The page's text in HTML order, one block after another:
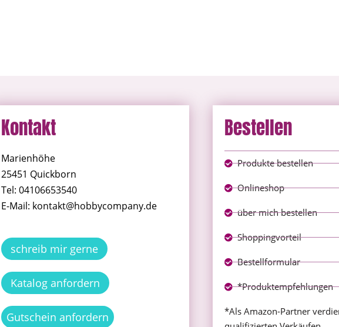
Kontakt
Marienhöhe
25451 Quickborn
Tel: 04106653540
E-Mail: kontakt@hobbycompany.de
schreib mir gerne
Katalog anfordern
Gutschein anfordern
Bestellen
Produkte bestellen
Onlineshop
über mich bestellen
Shoppingvorteil
Bestellformular
*Produktempfehlungen
*Als Amazon-Partner